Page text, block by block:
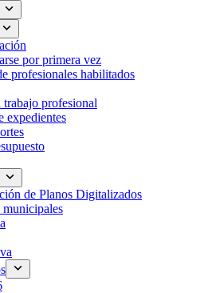
por primera vez
profesionales habilitados
trabajo profesional
expedientes
de Planos Digitalizados
municipales